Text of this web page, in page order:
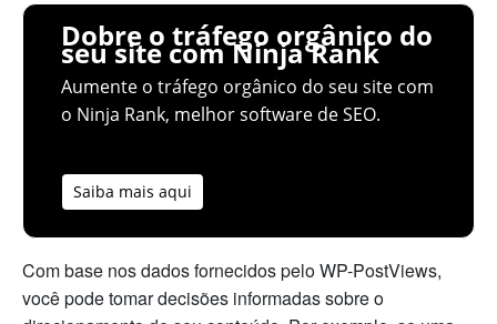
Dobre o tráfego orgânico do
seu site com Ninja Rank
Aumente o tráfego orgânico do seu site com
o Ninja Rank, melhor software de SEO.
Saiba mais aqui
Com base nos dados fornecidos pelo WP-PostViews,
você pode tomar decisões informadas sobre o